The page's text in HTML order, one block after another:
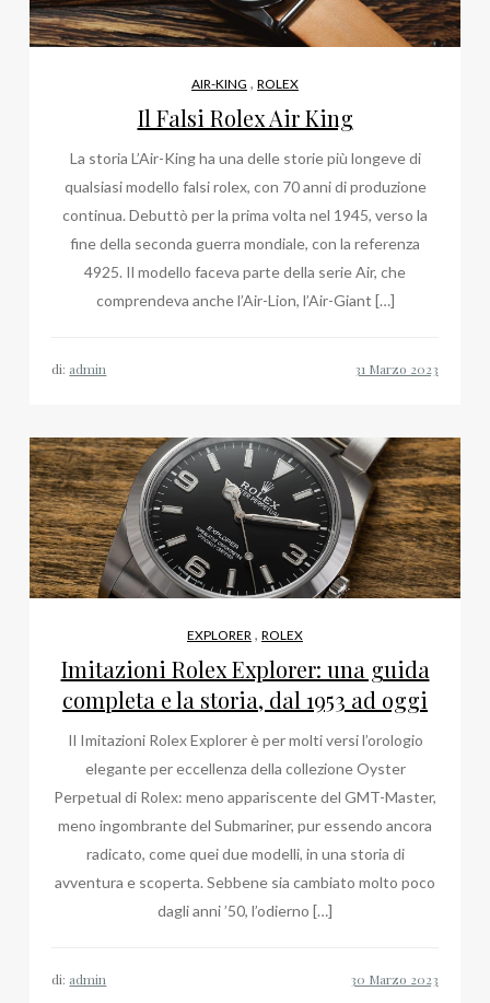
AIR-KING , ROLEX
Il Falsi Rolex Air King
La storia L’Air-King ha una delle storie più longeve di
qualsiasi modello falsi rolex, con 70 anni di produzione
continua. Debuttò per la prima volta nel 1945, verso la
fine della seconda guerra mondiale, con la referenza
4925. Il modello faceva parte della serie Air, che
comprendeva anche l’Air-Lion, l’Air-Giant […]
di: admin
EXPLORER , ROLEX
Imitazioni Rolex Explorer: una guida
completa e la storia, dal 1953 ad oggi
Il Imitazioni Rolex Explorer è per molti versi l’orologio
elegante per eccellenza della collezione Oyster
Perpetual di Rolex: meno appariscente del GMT-Master,
meno ingombrante del Submariner, pur essendo ancora
radicato, come quei due modelli, in una storia di
avventura e scoperta. Sebbene sia cambiato molto poco
dagli anni ’50, l’odierno […]
di: admin